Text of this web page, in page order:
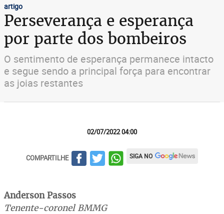
artigo
Perseverança e esperança
por parte dos bombeiros
O sentimento de esperança permanece intacto
e segue sendo a principal força para encontrar
as joias restantes
02/07/2022 04:00
COMPARTILHE SIGA NO
Anderson Passos
Tenente-coronel BMMG